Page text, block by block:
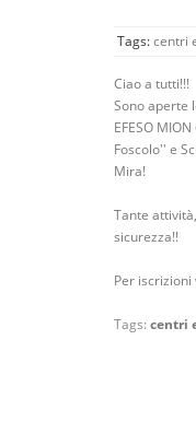
Tags:centri
Ciao a tutti!!!
Sono aperte
EFESO
Foscolo'' e
Mira!
Tante
sicurezza!!
Per iscrizioni
Tags: centri